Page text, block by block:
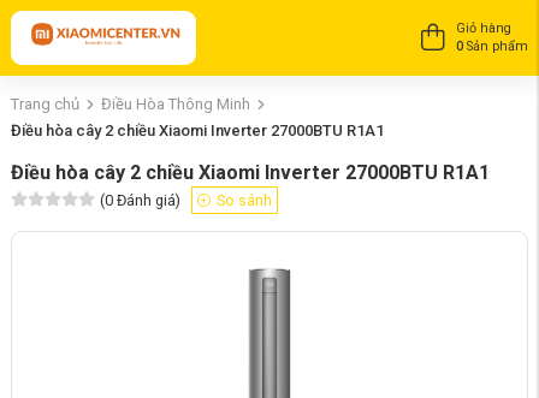
Giỏ hàng
0 Sản phẩm
Trang chủ
Điều Hòa Thông Minh
Điều hòa cây 2 chiều Xiaomi Inverter 27000BTU R1A1
Điều hòa cây 2 chiều Xiaomi Inverter 27000BTU R1A1
(0 Đánh giá) So sánh